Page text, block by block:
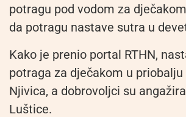
potragu pod vodom za
da potragu nastave sutra u
Kako je prenio portal RTHN,
potraga za dječakom u
Njivica, a dobrovoljci su
Luštice.